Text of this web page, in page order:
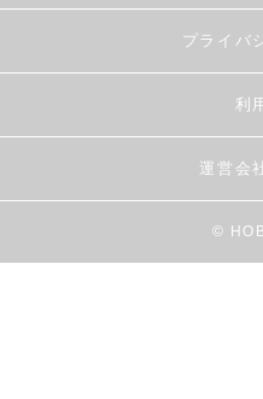
プライバ
利
運営会
©